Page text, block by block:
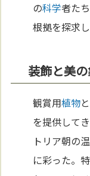
の科学者た
根拠を探求
装飾と美
観賞用植物
を提供してき
トリア朝の
に彩った。